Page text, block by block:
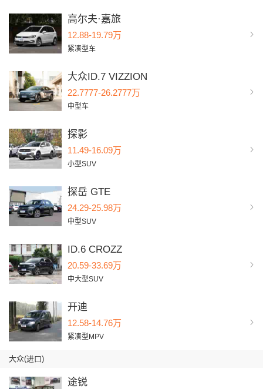
高尔夫·嘉旅
12.88-19.79万
紧凑型车
大众ID.7 VIZZION
22.7777-26.2777万
中型车
探影
11.49-16.09万
小型SUV
探岳 GTE
24.29-25.98万
中型SUV
ID.6 CROZZ
20.59-33.69万
中大型SUV
开迪
12.58-14.76万
紧凑型MPV
大众(进口)
途锐